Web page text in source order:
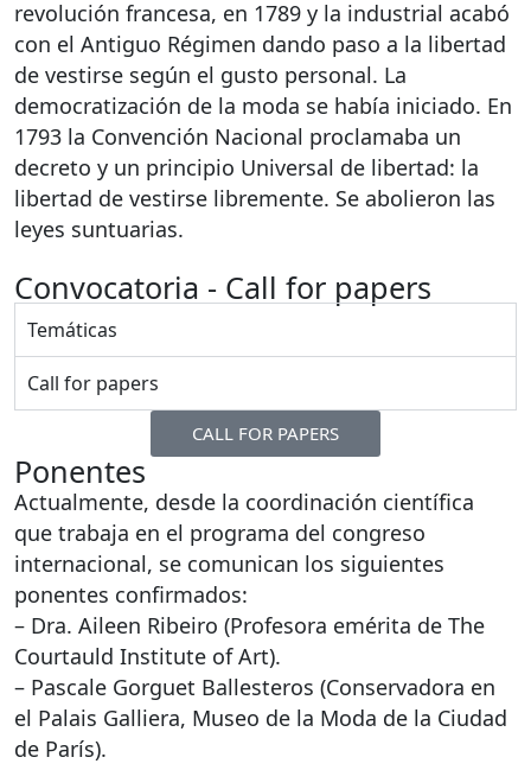
revolución francesa, en 1789 y la industrial acabó
con el Antiguo Régimen dando paso a la libertad
de vestirse según el gusto personal. La
democratización de la moda se había iniciado. En
1793 la Convención Nacional proclamaba un
decreto y un principio Universal de libertad: la
libertad de vestirse libremente. Se abolieron las
leyes suntuarias.
Convocatoria - Call for papers
Temáticas
Call for papers
CALL FOR PAPERS
Ponentes
Actualmente, desde la coordinación científica
que trabaja en el programa del congreso
internacional, se comunican los siguientes
ponentes confirmados:
– Dra. Aileen Ribeiro (Profesora emérita de The
Courtauld Institute of Art).
– Pascale Gorguet Ballesteros (Conservadora en
el Palais Galliera, Museo de la Moda de la Ciudad
de París).